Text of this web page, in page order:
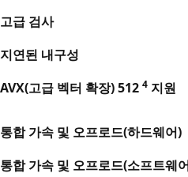
고급 검사
지연된 내구성
AVX(고급 벡터 확장) 512 4 지원
통합 가속 및 오프로드(하드웨어)
통합 가속 및 오프로드(소프트웨